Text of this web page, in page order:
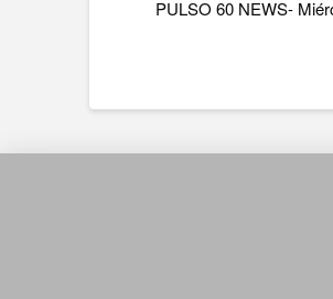
PULSO 60 NEWS-